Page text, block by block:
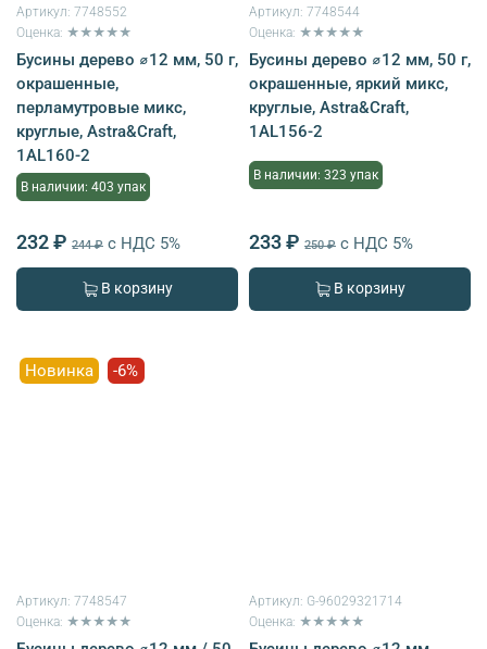
Артикул: 7748552
Оценка: ★★★★★
Бусины дерево ⌀12 мм, 50 г,
окрашенные,
перламутровые микс,
круглые, Astra&Craft,
1AL160-2
В наличии: 403 упак
232 ₽ 244 ₽ с НДС 5%
В корзину
Артикул: 7748544
Оценка: ★★★★★
Бусины дерево ⌀12 мм, 50 г,
окрашенные, яркий микс,
круглые, Astra&Craft,
1AL156-2
В наличии: 323 упак
233 ₽ 250 ₽ с НДС 5%
В корзину
Новинка -6%
Артикул: 7748547
Оценка: ★★★★★
Артикул: G-96029321714
Оценка: ★★★★★